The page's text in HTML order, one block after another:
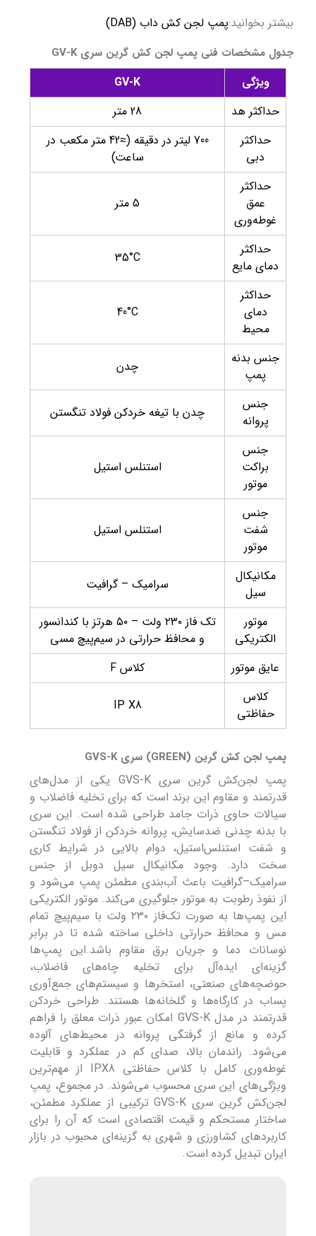
بیشتر بخوانید:پمپ لجن کش داب (DAB)
جدول مشخصات فنی پمپ لجن کش گرین سری GV-K
ویژگی
GV-K
حداکثر هد
28 متر
حداکثر
دبی
700 لیتر در دقیقه (≈42 متر مکعب در
ساعت)
حداکثر
عمق
غوطه‌وری
5 متر
حداکثر
دمای مایع
35°C
حداکثر
دمای
محیط
40°C
جنس بدنه
پمپ
چدن
جنس
پروانه
چدن با تیغه خردکن فولاد تنگستن
جنس
براکت
موتور
استنلس استیل
جنس
شفت
موتور
استنلس استیل
مکانیکال
سیل
سرامیک – گرافیت
موتور
الکتریکی
تک فاز ۲۳۰ ولت – ۵۰ هرتز با کندانسور
و محافظ حرارتی در سیم‌پیچ مسی
عایق موتور
کلاس F
کلاس
حفاظتی
IP X8
پمپ لجن کش گرین (GREEN) سری GVS-K
پمپ لجن‌کش گرین سری GVS-K یکی از مدل‌های
قدرتمند و مقاوم این برند است که برای تخلیه فاضلاب و
سیالات حاوی ذرات جامد طراحی شده است. این سری
با بدنه چدنی ضدسایش، پروانه خردکن از فولاد تنگستن
و شفت استنلس‌استیل، دوام بالایی در شرایط کاری
سخت دارد. وجود مکانیکال سیل دوبل از جنس
سرامیک–گرافیت باعث آب‌بندی مطمئن پمپ می‌شود و
از نفوذ رطوبت به موتور جلوگیری می‌کند. موتور الکتریکی
این پمپ‌ها به صورت تک‌فاز ۲۳۰ ولت با سیم‌پیچ تمام
مس و محافظ حرارتی داخلی ساخته شده تا در برابر
نوسانات دما و جریان برق مقاوم باشد.این پمپ‌ها
گزینه‌ای ایده‌آل برای تخلیه چاه‌های فاضلاب،
حوضچه‌های صنعتی، استخرها و سیستم‌های جمع‌آوری
پساب در کارگاه‌ها و گلخانه‌ها هستند. طراحی خردکن
قدرتمند در مدل GVS-K امکان عبور ذرات معلق را فراهم
کرده و مانع از گرفتگی پروانه در محیط‌های آلوده
می‌شود. راندمان بالا، صدای کم در عملکرد و قابلیت
غوطه‌وری کامل با کلاس حفاظتی IPX8 از مهم‌ترین
ویژگی‌های این سری محسوب می‌شوند. در مجموع، پمپ
لجن‌کش گرین سری GVS-K ترکیبی از عملکرد مطمئن،
ساختار مستحکم و قیمت اقتصادی است که آن را برای
کاربردهای کشاورزی و شهری به گزینه‌ای محبوب در بازار
ایران تبدیل کرده است.